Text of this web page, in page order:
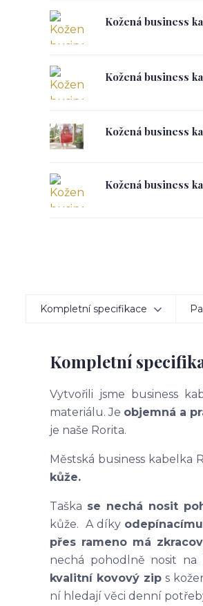
Kožená business
Kožená business
Kožená business
Kožená business
Kompletní specifikace
Kompletní
Vytvořili jsme business
materiálu. Je objemná a
je naše Rorita.
Městská business kabelka
kůže.
Taška se nechá nosit
kůže. A díky
přes rameno má
nechá pohodlně nosit na
kvalitní kovový zip s
ní hledají věci denní